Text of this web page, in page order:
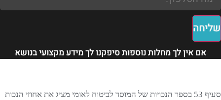
שליחה
אם אין לך מחלות נוספות סיפקנו לך מידע מקצועי בנושא
סעיף 53 בספר הנכויות של המוסד לביטוח לאומי מציג את אחוזי הנכות